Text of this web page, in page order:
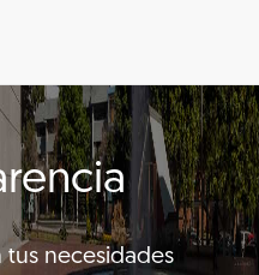
tus necesidades